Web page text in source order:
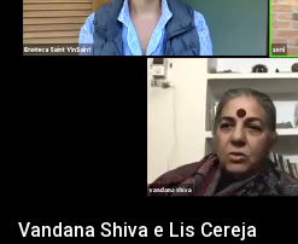
Vandana Shiva e Lis Cereja